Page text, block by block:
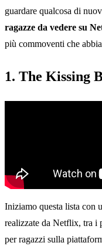
guardare qualcosa di
ragazze da vedere su
più commoventi che
1. The Kissing
Iniziamo questa lista con
realizzate da Netflix, tra i
per ragazzi sulla